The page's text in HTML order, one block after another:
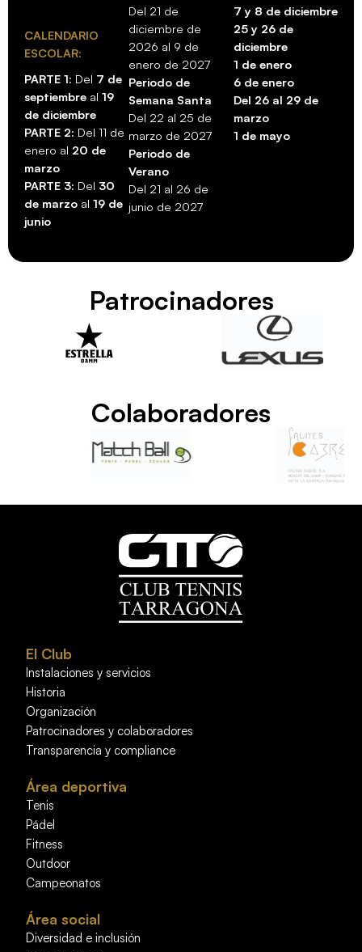
CALENDARIO
ESCOLAR:
PARTE 1: Del 7 de
septiembre al 19
de diciembre
PARTE 2: Del 11 de
enero al 20 de
marzo
PARTE 3: Del 30
de marzo al 19 de
junio
Del 21 de
diciembre de
2026 al 9 de
enero de 2027
Periodo de
Semana Santa
Del 22 al 25 de
marzo de 2027
Periodo de
Verano
Del 21 al 26 de
junio de 2027
7 y 8 de diciembre
25 y 26 de
diciembre
1 de enero
6 de enero
Del 26 al 29 de
marzo
1 de mayo
Patrocinadores
Colaboradores
El Club
Instalaciones y servicios
Historia
Organización
Patrocinadores y colaboradores
Transparencia y compliance
Área deportiva
Tenis
Pádel
Fitness
Outdoor
Campeonatos
Área social
Diversidad e inclusión